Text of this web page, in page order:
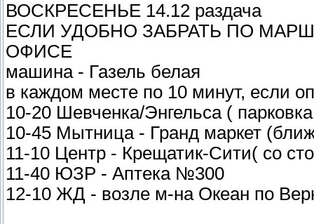
ВОСКРЕСЕНЬЕ 14.12 раздача
ЕСЛИ УДОБНО ЗАБРАТЬ ПО
ОФИСЕ
машина - Газель белая
в каждом месте по 10 минут, если
10-20 Шевченка/Энгельса (
10-45 Мытница - Гранд маркет
11-10 Центр - Крещатик-Сити( со
11-40 ЮЗР - Аптека №300
12-10 ЖД - возле м-на Океан по